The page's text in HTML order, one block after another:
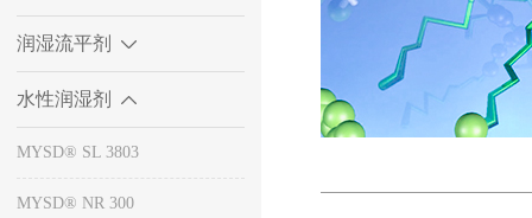
润湿流平剂
水性润湿剂
MYSD® SL 3803
MYSD® NR 300